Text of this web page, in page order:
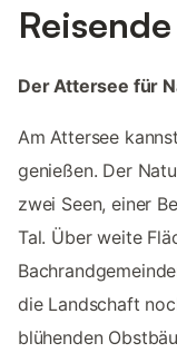
Der Attersee für
Am Attersee
genießen. Der
zwei Seen, einer
Tal. Über weite
die Landschaft
blühenden